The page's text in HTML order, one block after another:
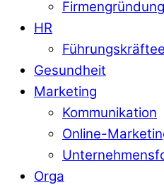
Firmengründung
HR
Gesundheit
Marketing
Kommunikation
Online-
Orga